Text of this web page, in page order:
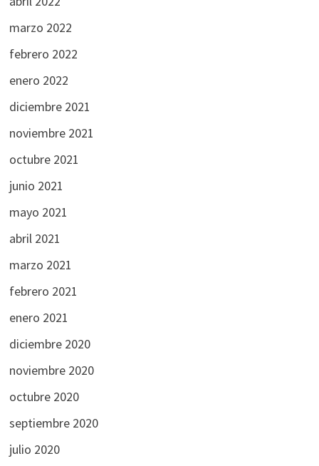
marzo 2022
febrero 2022
enero 2022
diciembre 2021
noviembre 2021
octubre 2021
junio 2021
mayo 2021
abril 2021
marzo 2021
febrero 2021
enero 2021
diciembre 2020
noviembre 2020
octubre 2020
septiembre 2020
julio 2020